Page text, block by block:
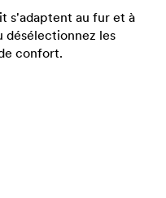
s'adaptent au fur et à
désélectionnez les
confort.